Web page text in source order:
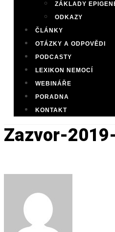
ZÁKLADY
ODKAZY
ČLÁNKY
OTÁZKY A ODPOVĚDI
PODCASTY
LEXIKON NEMOCÍ
WEBINÁŘE
PORADNA
KONTAKT
Zazvor-